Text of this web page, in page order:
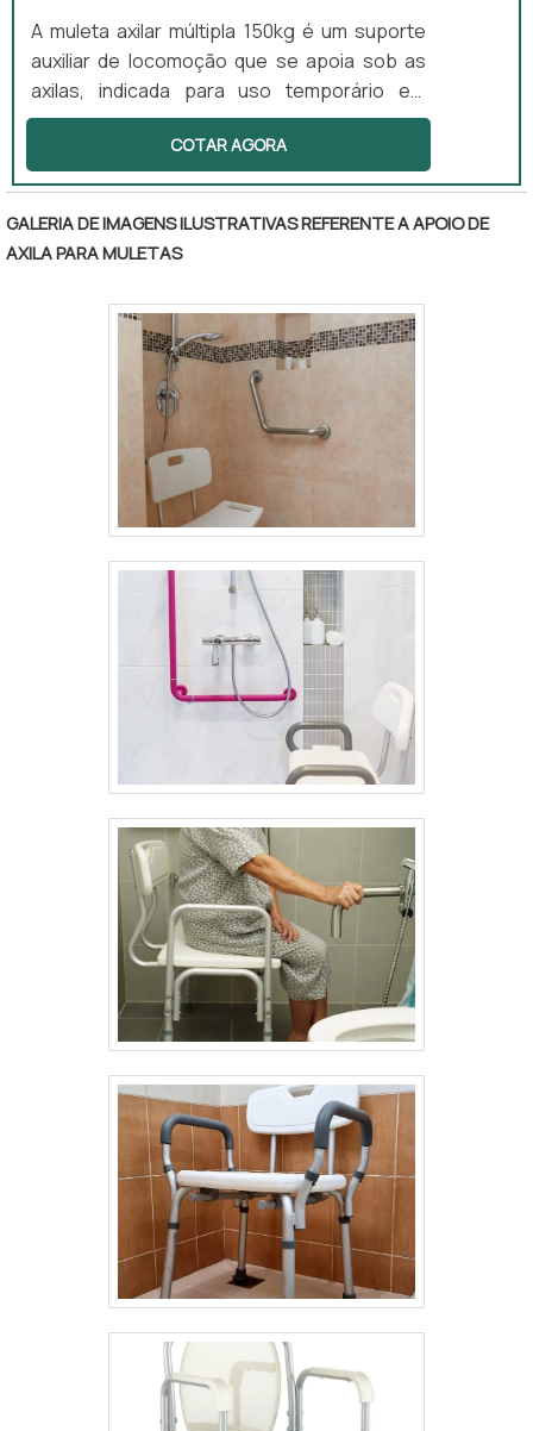
para muletas axilares Ponteiras de borracha
plus para muletas canadense, axilares e
bastões Pinos mola e pinos click
A muleta axilar múltipla 150kg é um suporte
auxiliar de locomoção que se apoia sob as
axilas, indicada para uso temporário em
casos de lesão. Este equipamento oferece
estabilidade e reduz a carga nos membros
inferiores, sendo ajustável em altura e
durante a locomoção.
COTAR AGORA
GALERIA DE IMAGENS ILUSTRATIVAS REFERENTE A APOIO DE
AXILA PARA MULETAS